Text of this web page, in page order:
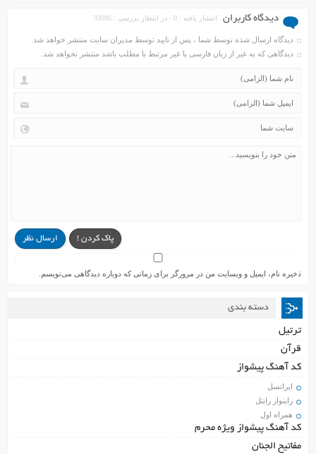
دیدگاه کاربران انتشار یافته : 0 - در انتظار بررسی : 33595
دیدگاه ارسال شده توسط شما ، پس از تایید توسط مدیران سایت منتشر خواهد شد.
دیدگاهی که به غیر از زبان فارسی یا غیر مرتبط با مطلب باشد منتشر نخواهد شد.
ارسال نظر پاک کردن !
ذخیره نام، ایمیل و وبسایت من در مرورگر برای زمانی که دوباره دیدگاهی می‌نویسم.
دسته بندی
ترتیل
قرآن
کد آهنگ پیشواز
ایرانسل
راینواز رایتل
همراه اول
کد آهنگ پیشواز ویژه محرم
مفاتیح الجنان